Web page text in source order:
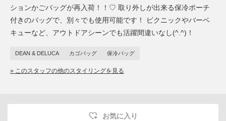
ションかごバッグが再入荷！！♡ 取り外しが出来る保冷ポーチ
付きのバッグで、別々でも使用可能です！ ピクニックやバーベ
キューなど、アウトドアシーンでも活躍間違いなし(^.^)！
DEAN & DELUCA カゴバッグ 保冷バッグ
» このスタッフの他のスタイリングを見る
お気に入り